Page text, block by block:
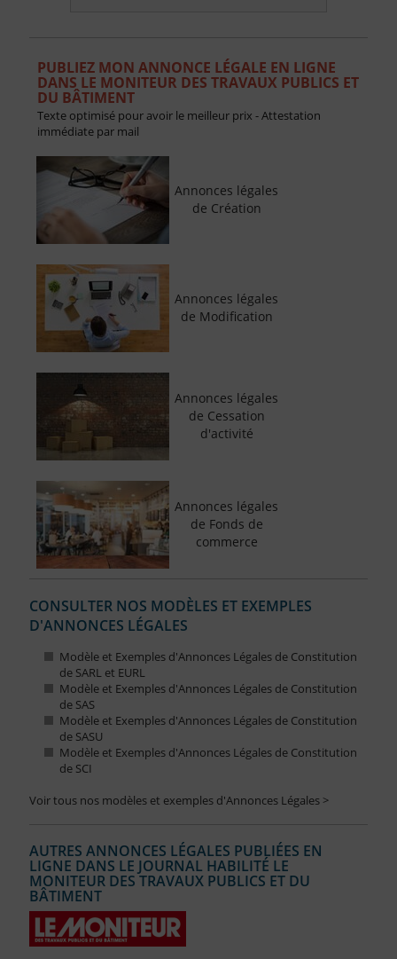
PUBLIEZ MON ANNONCE LÉGALE EN LIGNE
DANS LE MONITEUR DES TRAVAUX PUBLICS ET
DU BÂTIMENT
Texte optimisé pour avoir le meilleur prix - Attestation
immédiate par mail
Annonces légales
de Création
Annonces légales
de Modification
Annonces légales
de Cessation
d'activité
Annonces légales
de Fonds de
commerce
CONSULTER NOS MODÈLES ET EXEMPLES
D'ANNONCES LÉGALES
Modèle et Exemples d'Annonces Légales de Constitution
de SARL et EURL
Modèle et Exemples d'Annonces Légales de Constitution
de SAS
Modèle et Exemples d'Annonces Légales de Constitution
de SASU
Modèle et Exemples d'Annonces Légales de Constitution
de SCI
Voir tous nos modèles et exemples d'Annonces Légales >
AUTRES ANNONCES LÉGALES PUBLIÉES EN
LIGNE DANS LE JOURNAL HABILITÉ LE
MONITEUR DES TRAVAUX PUBLICS ET DU
BÂTIMENT